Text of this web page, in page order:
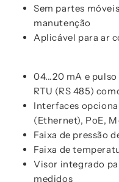
Sem partes
manutenção
Aplicável para ar
04...20 mA e
RTU (RS 485)
Interfaces
(Ethernet), PoE,
Faixa de pressão
Faixa de
Visor integrado
medidos